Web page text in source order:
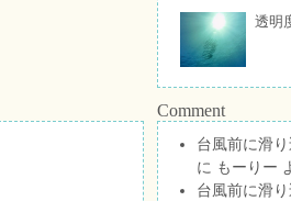
透明
Comment
台風前に滑
に もーりー
台風前に滑